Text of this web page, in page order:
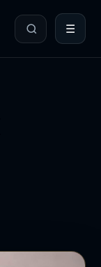
☰